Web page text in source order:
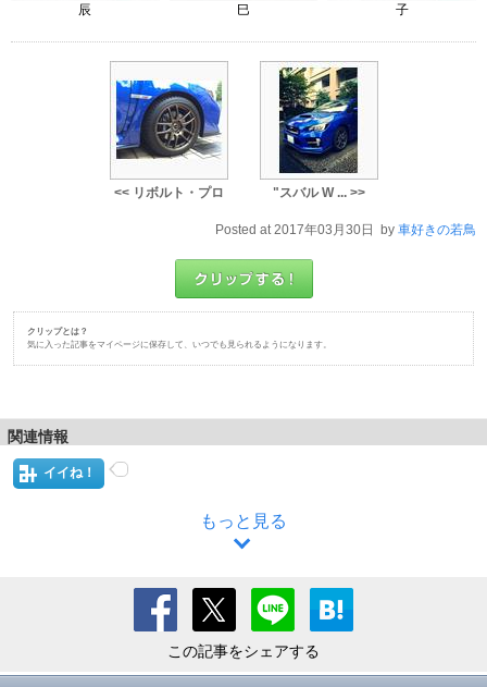
辰 巳 子
<< リボルト・プロ "スバル W ... >>
Posted at 2017年03月30日 by 車好きの若鳥
クリップとは？
気に入った記事をマイページに保存して、いつでも見られるようになります。
関連情報
イイね！
もっと見る
この記事をシェアする